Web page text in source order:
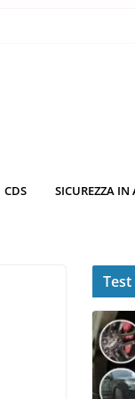
CDS SICUREZZA IN